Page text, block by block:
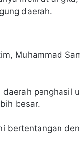
daerah.
Muhammad
penghasil
besar.
bertentangan